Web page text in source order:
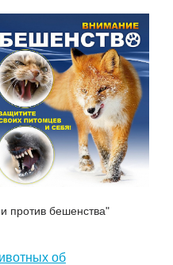
против бешенства"
об